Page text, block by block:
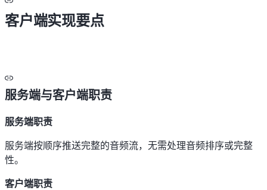
客户端实现要点
服务端与客户端职责
服务端职责
服务端按顺序推送完整的音频流，无需处理音频排序或完整
性。
客户端职责